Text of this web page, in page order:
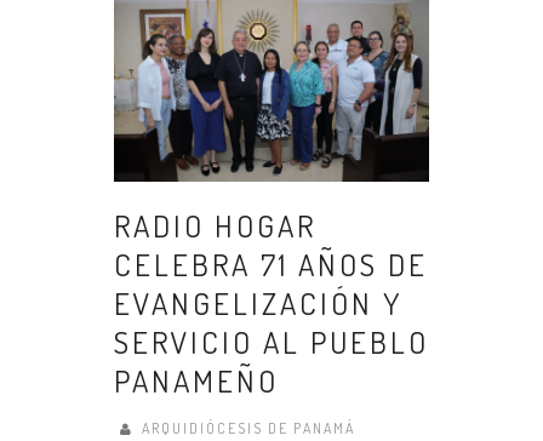
RADIO HOGAR
CELEBRA 71 AÑOS DE
EVANGELIZACIÓN Y
SERVICIO AL PUEBLO
PANAMEÑO
ARQUIDIÓCESIS DE PANAMÁ